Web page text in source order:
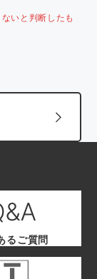
いと判断したも
るご質問